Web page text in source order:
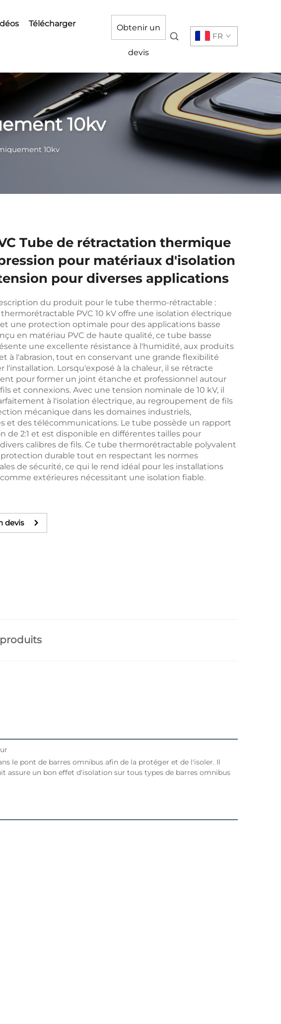
Télécharger Obtenir un
devis
FR
10kv
10kv
Tube de rétractation thermique
pour matériaux d'isolation
pour diverses applications
du produit pour le tube thermo-rétractable :
PVC 10 kV offre une isolation électrique
une protection optimale pour des applications basse
en matériau PVC de haute qualité, ce tube basse
une excellente résistance à l'humidité, aux produits
à l'abrasion, tout en conservant une grande flexibilité
l'installation. Lorsqu'exposé à la chaleur, il se rétracte
pour former un joint étanche et professionnel autour
et connexions. Avec une tension nominale de 10 kV, il
à l'isolation électrique, au regroupement de fils
mécanique dans les domaines industriels,
et des télécommunications. Le tube possède un rapport
de 2:1 et est disponible en différentes tailles pour
calibres de fils. Ce tube thermorétractable polyvalent
protection durable tout en respectant les normes
de sécurité, ce qui le rend idéal pour les installations
extérieures nécessitant une isolation fiable.
devis
le pont de barres omnibus afin de la protéger et de l'isoler. Il
assure un bon effet d'isolation sur tous types de barres omnibus